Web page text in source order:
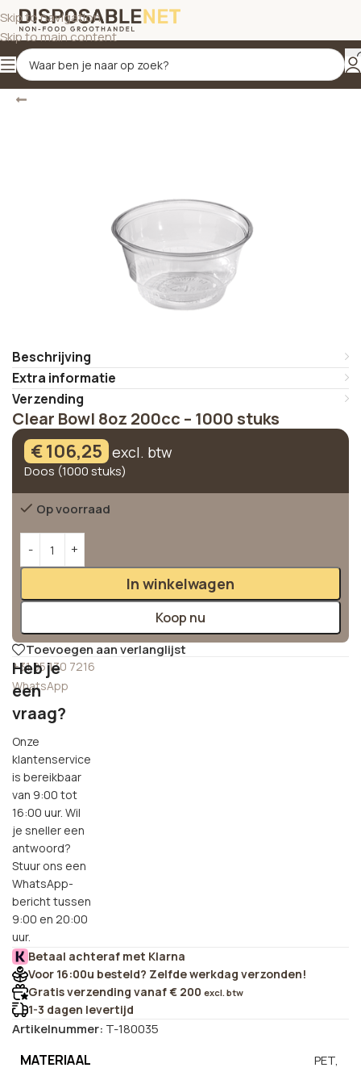
Skip to navigation
Skip to main content
Terug Home/IJsbekers
Beschrijving
Extra informatie
Verzending
Clear Bowl 8oz 200cc – 1000 stuks
€106,25 excl. btw
Doos (1000 stuks)
Op voorraad
In winkelwagen
Koop nu
Toevoegen aan verlanglijst
+31 85 130 7216
WhatsApp
Heb je
een
vraag?
Onze
klantenservice
is bereikbaar
van 9:00 tot
16:00 uur. Wil
je sneller een
antwoord?
Stuur ons een
WhatsApp-
bericht tussen
9:00 en 20:00
uur.
Betaal achteraf met Klarna
Voor 16:00u besteld? Zelfde werkdag verzonden!
Gratis verzending vanaf € 200 excl. btw
1-3 dagen levertijd
Artikelnummer: T-180035
MATERIAAL PET,